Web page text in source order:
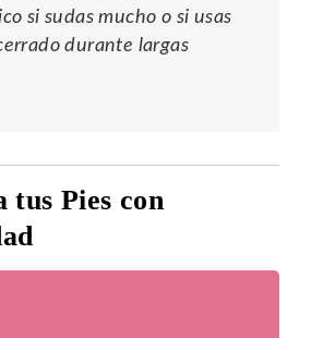
si sudas mucho o si usas
durante largas
tus Pies con